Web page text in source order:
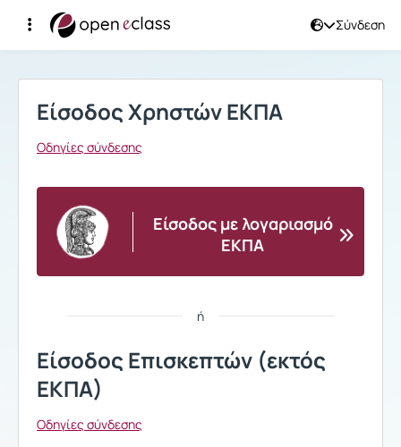
Σύνδεση
Σύνδεση
Είσοδος Χρηστών ΕΚΠΑ
Οδηγίες σύνδεσης
Είσοδος με λογαριασμό
ΕΚΠΑ
ή
Είσοδος Επισκεπτών (εκτός
ΕΚΠΑ)
Οδηγίες σύνδεσης